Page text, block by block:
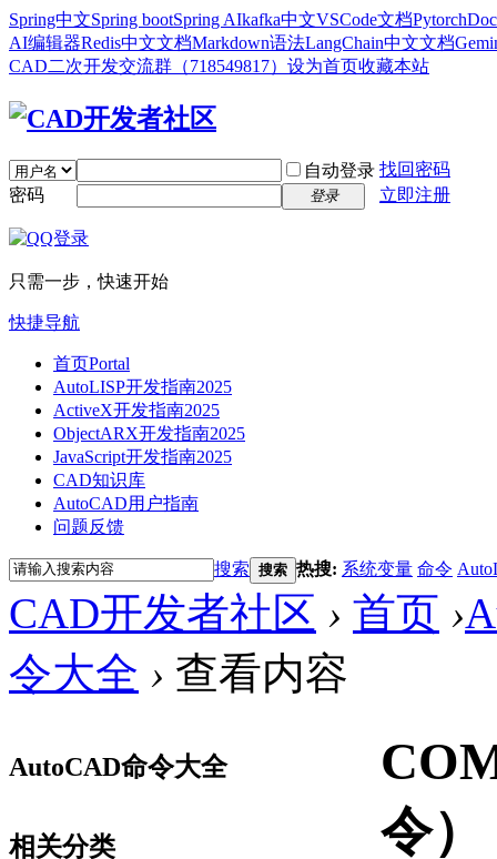
Spring中文Spring bootSpring AIkafka中文VSCode文档Pytorch
AI编辑器Redis中文文档Markdown语法LangChain中文文档
CAD二次开发交流群（718549817） 设为首页收藏本站
自动登录 找回密码
密码
登录 立即注册
只需一步，快速开始
快捷导航
首页Portal
AutoLISP开发指南2025
ActiveX开发指南2025
ObjectARX开发指南2025
JavaScript开发指南2025
CAD知识库
AutoCAD用户指南
问题反馈
搜索 搜索 热搜: 系统变量 命令
CAD开发者社区 › 首页 ›
令大全 › 查看内容
AutoCAD命令大全
相关分类
令）